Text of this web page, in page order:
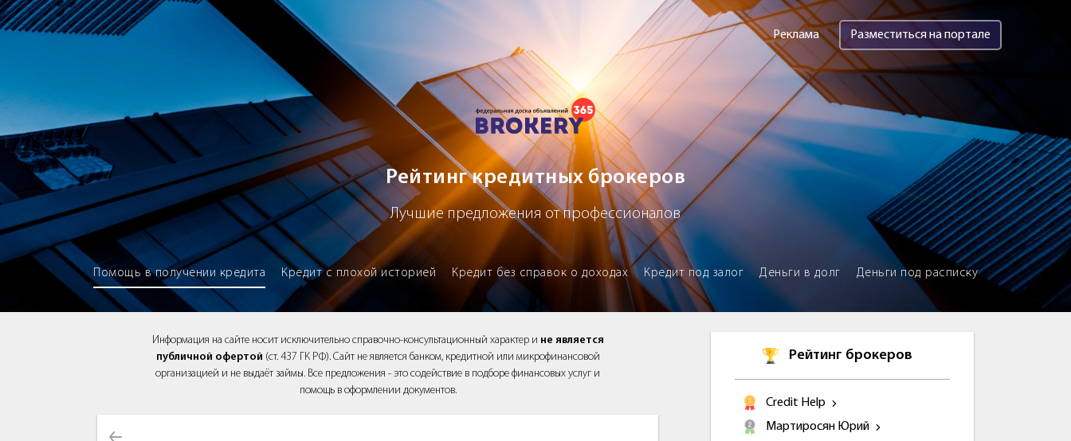
Brokery365 - Рейтинг кредитных брокеров
Реклама Разместиться на портале
Рейтинг кредитных брокеров
Лучшие предложения от профессионалов
Помощь в получении кредита Кредит с плохой историей Кредит без справок о доходах Кредит под залог Деньги в долг Деньги под расписку
Информация на сайте носит исключительно справочно-консультационный характер и не является
публичной офертой (ст. 437 ГК РФ). Сайт не является банком, кредитной или микрофинансовой
организацией и не выдаёт займы. Все предложения - это содействие в подборе финансовых услуг и
помощь в оформлении документов.
Рейтинг брокеров
Credit Help
Мартиросян Юрий